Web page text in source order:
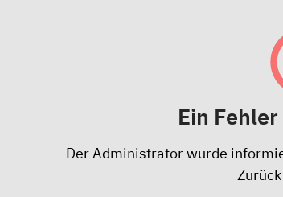
Ein
Der Administrator wurde